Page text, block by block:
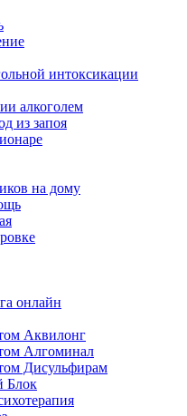
интоксикации
алкоголем
из запоя
на дому
онлайн
Аквилонг
Алгоминал
Дисульфирам
Блок